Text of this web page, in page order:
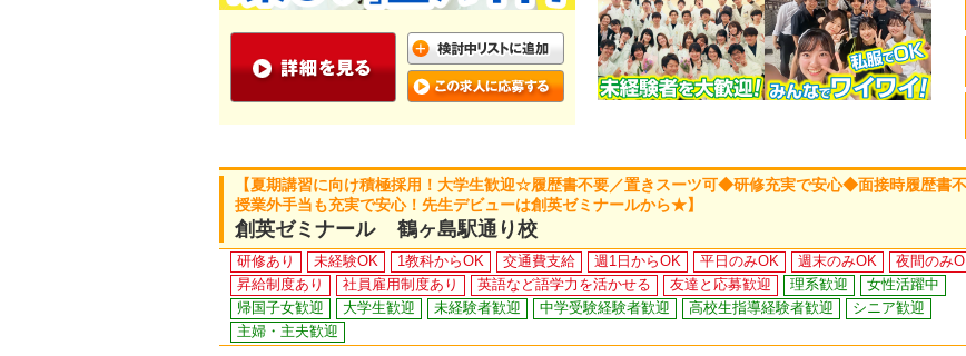
【夏期講習に向け積極採用！大学生歓迎☆履歴書不要／置きスーツ可◆研修充実で安心◆面接時履歴書
授業外手当も充実で安心！先生デビューは創英ゼミナールから★】
創英ゼミナール 鶴ヶ島駅通り校
研修あり 未経験OK 1教科からOK 交通費支給 週1日からOK 平日のみOK 週末のみOK
夜間のみ
昇給制度あり
社員雇用制度あり 英語など語学力を活かせる 友達と応募歓迎 理系歓迎
女性活躍中
帰国子女歓迎
大学生歓迎 未経験者歓迎 中学受験経験者歓迎 高校生指導経験者歓迎
シニア歓迎
主婦・主夫歓迎